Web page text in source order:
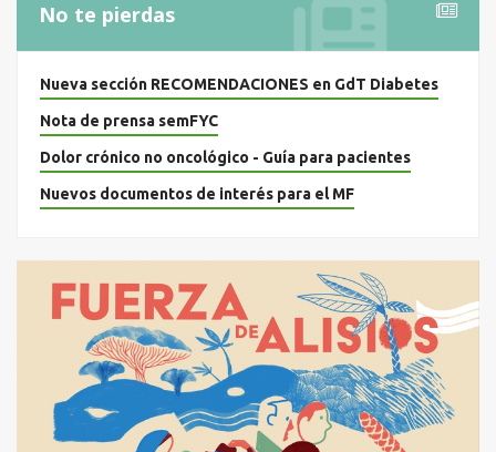
No te pierdas
Nueva sección RECOMENDACIONES en GdT Diabetes
Nota de prensa semFYC
Dolor crónico no oncológico - Guía para pacientes
Nuevos documentos de interés para el MF